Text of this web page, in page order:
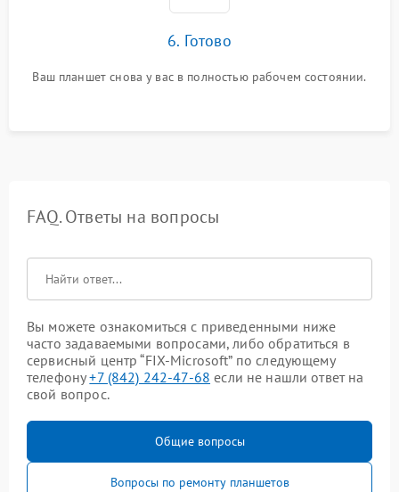
6. Готово
Ваш планшет снова у вас в полностью рабочем состоянии.
FAQ. Ответы на вопросы
Вы можете ознакомиться с приведенными ниже
часто задаваемыми вопросами, либо обратиться в
сервисный центр “FIX-Microsoft” по следующему
телефону+7 (842) 242-47-68 если не нашли ответ на
свой вопрос.
Общие вопросы
Вопросы по ремонту планшетов